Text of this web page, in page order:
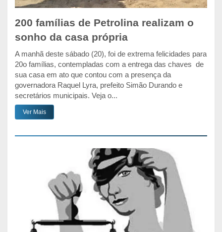
200 famílias de Petrolina realizam o
sonho da casa própria
A manhã deste sábado (20), foi de extrema felicidades para
20o famílias, contempladas com a entrega das chaves de
sua casa em ato que contou com a presença da
governadora Raquel Lyra, prefeito Simão Durando e
secretários municipais. Veja o...
Ver Mais